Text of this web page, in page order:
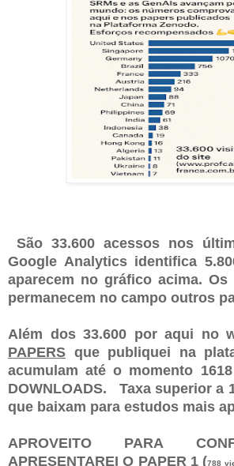
São 33.600 acessos nos
Google Analytics identifica
aparecem no gráfico acima. Os
permanecem no campo outros
Além dos 33.600 por aqui no
PAPERS que publiquei na
acumulam até o momento
DOWNLOADS. Taxa superior a
que baixam para estudos mais
APROVEITO PARA
APRESENTAREI O PAPER 1 (788